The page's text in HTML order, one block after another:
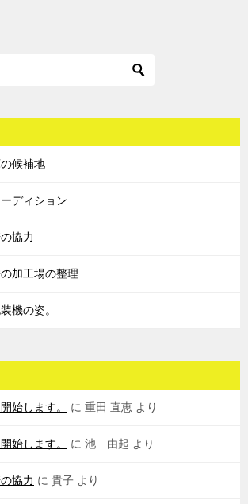
候補地
ディション
協力
加工場の整理
機の姿。
始します。 に 重田 直恵 より
始します。 に 池 由起 より
協力 に 貴子 より